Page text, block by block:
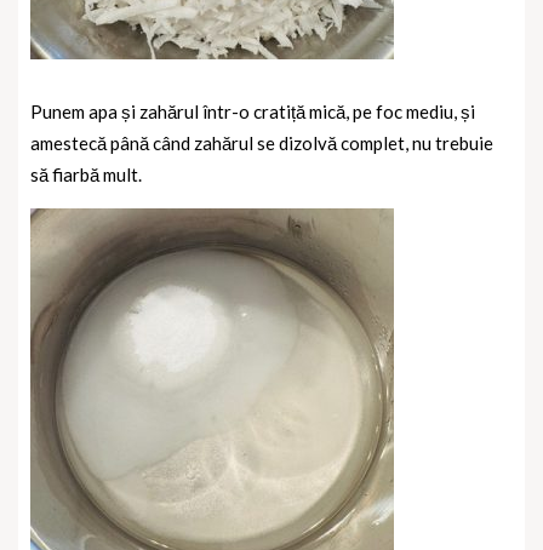
Punem apa și zahărul într-o cratiță mică, pe foc mediu, și
amestecă până când zahărul se dizolvă complet, nu trebuie
să fiarbă mult.